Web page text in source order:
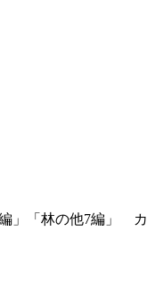
」「林の他7編」 カ